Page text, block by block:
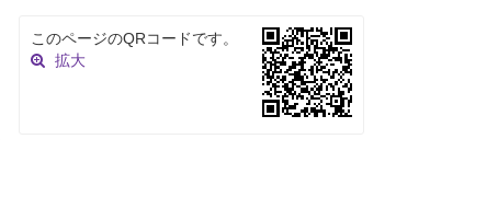
このページのQRコードです。
拡大